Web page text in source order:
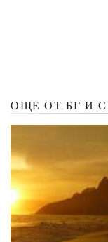
ОЩЕ ОТ БГ И